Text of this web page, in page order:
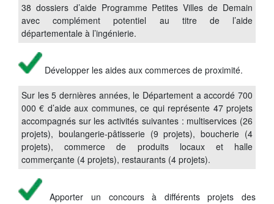
38 dossiers d’aide Programme Petites Villes de Demain
avec complément potentiel au titre de l’aide
départementale à l’ingénierie.
Développer les aides aux commerces de proximité.
Sur les 5 dernières années, le Département a accordé 700
000 € d’aide aux communes, ce qui représente 47 projets
accompagnés sur les activités suivantes : multiservices (26
projets), boulangerie-pâtisserie (9 projets), boucherie (4
projets), commerce de produits locaux et halle
commerçante (4 projets), restaurants (4 projets).
Apporter un concours à différents projets des